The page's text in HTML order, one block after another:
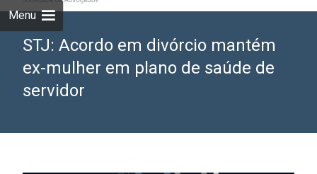
Menu
STJ: Acordo em divórcio mantém
ex-mulher em plano de saúde de
servidor